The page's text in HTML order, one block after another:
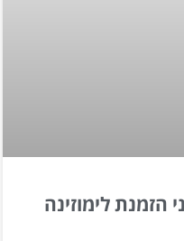
הזמנת לימוזינה